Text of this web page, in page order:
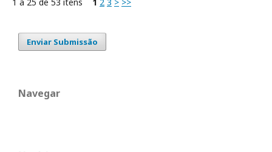
Enviar Submissão
Navegar